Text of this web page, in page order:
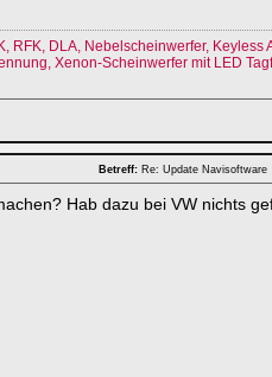
RFK, DLA, Nebelscheinwerfer,
Xenon-Scheinwerfer mit LED
Betreff: Re: Update
Hab dazu bei VW nichts